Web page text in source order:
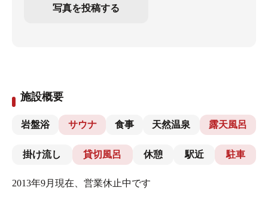
写真を投稿する
施設概要
岩盤浴 サウナ 食事 天然温泉 露天風呂
掛け流し 貸切風呂 休憩 駅近 駐車
2013年9月現在、営業休止中です